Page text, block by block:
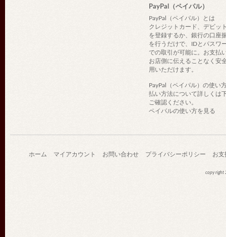
PayPal（ペイパル）
PayPal（ペイパル）とは
クレジットカード、デビッ
を登録するか、銀行の口座
を行うだけで、IDとパスワ
での取引が可能に。お支払
お店側に伝えることなく安
用いただけます。
PayPal（ペイパル）の使い
払い方法について詳しくは
ご確認ください。
ペイパルの使い方を見る
ホーム マイアカウント お問い合わせ プライバシーポリシー お支
copy right